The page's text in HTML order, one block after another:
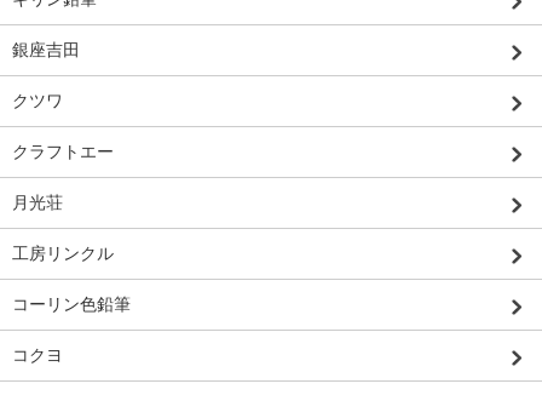
銀座吉田
クツワ
クラフトエー
月光荘
工房リンクル
コーリン色鉛筆
コクヨ